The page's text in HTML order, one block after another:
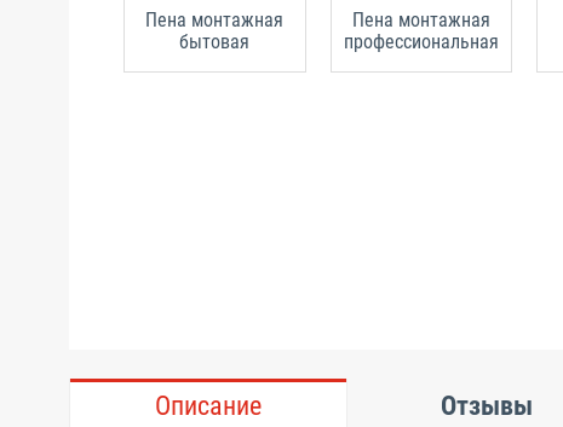
Пена монтажная
бытовая
Пена монтажная
профессиональная
Описание Отзывы